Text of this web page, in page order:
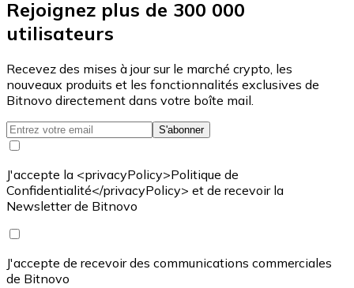
Rejoignez plus de 300 000
utilisateurs
Recevez des mises à jour sur le marché crypto, les
nouveaux produits et les fonctionnalités exclusives de
Bitnovo directement dans votre boîte mail.
S'abonner
J'accepte la <privacyPolicy>Politique de
Confidentialité</privacyPolicy> et de recevoir la
Newsletter de Bitnovo
J'accepte de recevoir des communications commerciales
de Bitnovo